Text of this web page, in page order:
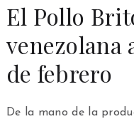
El Pollo
venezolana
de febrero
De la mano de la